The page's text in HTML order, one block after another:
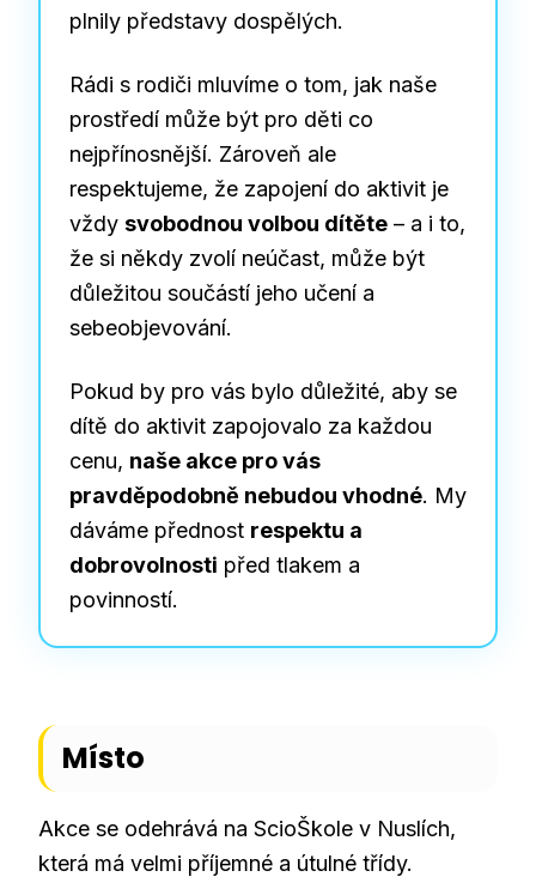
plnily představy dospělých.
Rádi s rodiči mluvíme o tom, jak naše
prostředí může být pro děti co
nejpřínosnější. Zároveň ale
respektujeme, že zapojení do aktivit je
vždy svobodnou volbou dítěte – a i to,
že si někdy zvolí neúčast, může být
důležitou součástí jeho učení a
sebeobjevování.
Pokud by pro vás bylo důležité, aby se
dítě do aktivit zapojovalo za každou
cenu, naše akce pro vás
pravděpodobně nebudou vhodné. My
dáváme přednost respektu a
dobrovolnosti před tlakem a
povinností.
Místo
Akce se odehrává na ScioŠkole v Nuslích,
která má velmi příjemné a útulné třídy.